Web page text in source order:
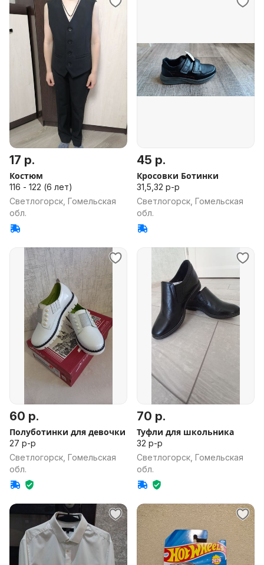
17 р.
Костюм
116 - 122 (6 лет)
Светлогорск, Гомельская
обл.
45 р.
Кросовки Ботинки
31,5,32 р-р
Светлогорск, Гомельская
обл.
60 р.
Полуботинки для девочки
27 р-р
Светлогорск, Гомельская
обл.
70 р.
Туфли для школьника
32 р-р
Светлогорск, Гомельская
обл.